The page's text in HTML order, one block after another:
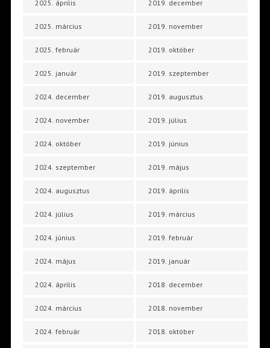
2025. április
2025. március
2025. február
2025. január
2024. december
2024. november
2024. október
2024. szeptember
2024. augusztus
2024. július
2024. június
2024. május
2024. április
2024. március
2024. február
2019. december
2019. november
2019. október
2019. szeptember
2019. augusztus
2019. július
2019. június
2019. május
2019. április
2019. március
2019. február
2019. január
2018. december
2018. november
2018. október